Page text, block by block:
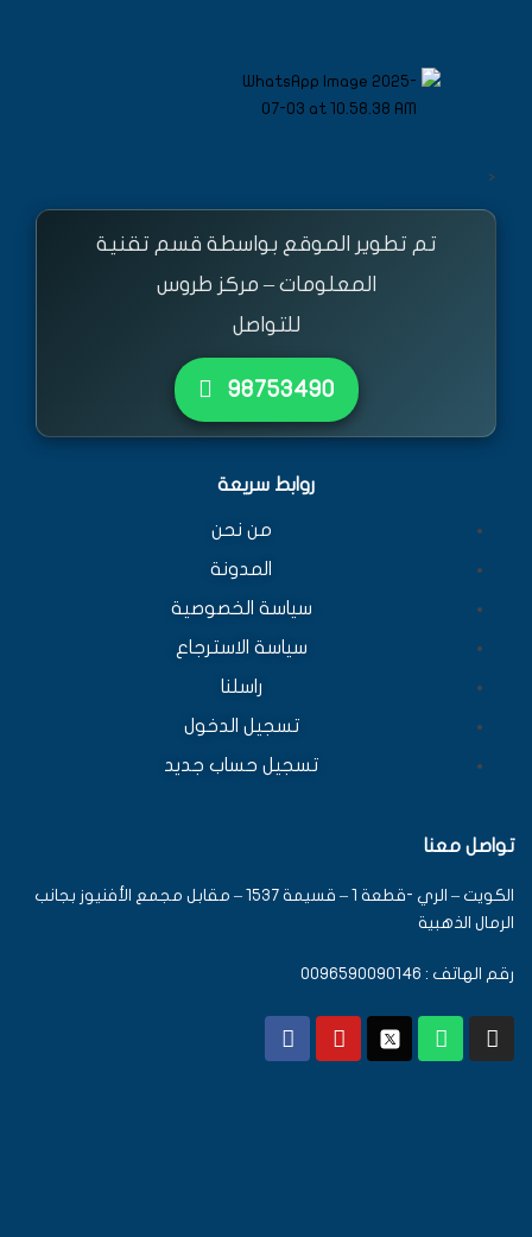
<
تم تطوير الموقع بواسطة قسم تقنية
المعلومات – مركز طروس
للتواصل
٩٨٧٥٣٤٩٠
روابط سريعة
من نحن
المدونة
سياسة الخصوصية
سياسة الاسترجاع
راسلنا
تسجيل الدخول
تسجيل حساب جديد
تواصل معنا
الكويت – الري -قطعة 1 – قسيمة 1537 – مقابل مجمع الأفنيوز بجانب
الرمال الذهبية
رقم الهاتف : 0096590090146